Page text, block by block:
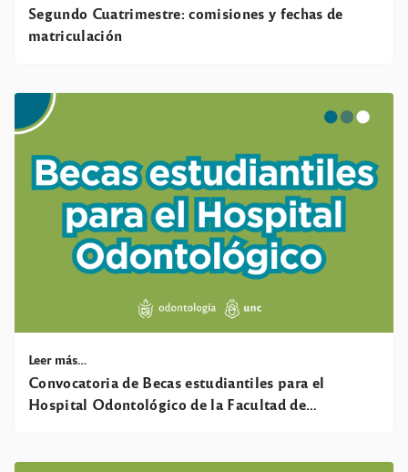
Segundo Cuatrimestre: comisiones y fechas de
matriculación
Convocatoria de Becas estudiantiles para el
Hospital Odontológico de la Facultad de
Leer más…